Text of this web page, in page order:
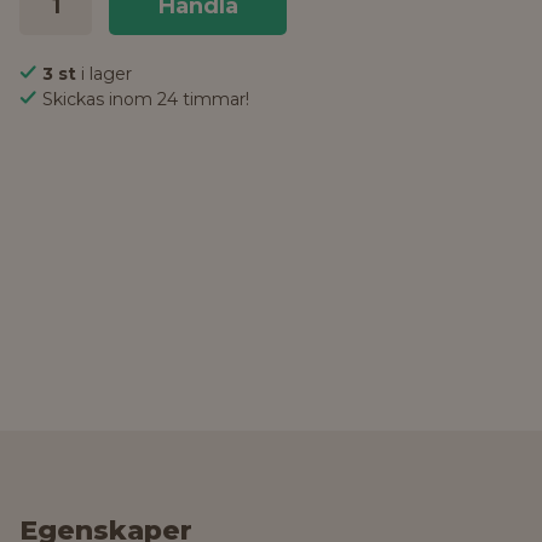
Handla
3 st i lager
Skickas inom 24 timmar!
Egenskaper